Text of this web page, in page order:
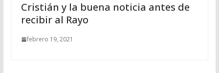
Cristián y la buena noticia antes de
recibir al Rayo
febrero 19, 2021